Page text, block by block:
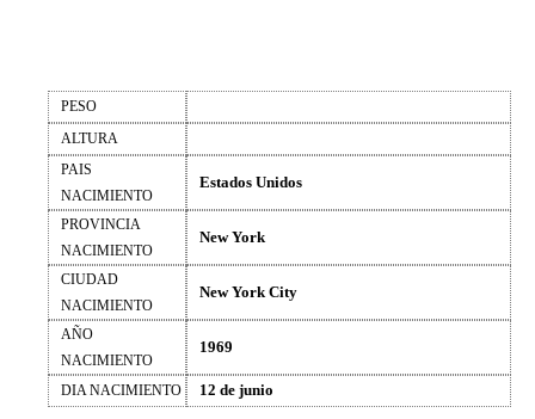
PESO
ALTURA
PAIS
NACIMIENTO
Estados Unidos
PROVINCIA
NACIMIENTO
New York
CIUDAD
NACIMIENTO
New York City
AÑO
NACIMIENTO
1969
DIA NACIMIENTO 12 de junio